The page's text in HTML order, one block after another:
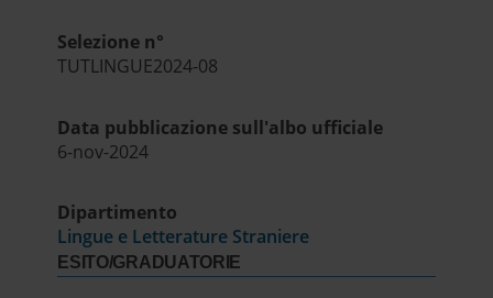
Selezione n°
TUTLINGUE2024-08
Data pubblicazione sull'albo ufficiale
6-nov-2024
Dipartimento
Lingue e Letterature Straniere
ESITO/GRADUATORIE